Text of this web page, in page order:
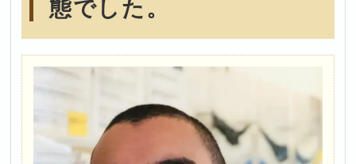
態でした。